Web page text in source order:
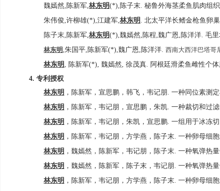
魏嫣然, 陈新军,林东明(*), 陈子末. 秘鲁外海茎柔鱼肌肉组
朱伟俊,许柳雄(*),江建军,林东明 . 北太平洋长鳍金枪鱼卵
陈子末, 陈新军,林东明(*),魏嫣然, 陈程,魏广恩, 陈洋洋. 毛
林东明 ,朱国平, 陈新军(*),魏广恩, 陈洋洋. 西南大西洋巴塔哥
林东明 , 陈新军(*), 魏嫣然, 徐茂真. 阿根廷滑柔鱼雌性个
4. 专利授权
林东明 ，陈新军，宣思鹏，韩飞，韦记朋 . 一种同位素测
林东明 ，陈新军，韦记朋，宣思鹏，朱凯. 一种裁切和过
林东明 ，陈新军，韦记朋，朱凯，宣思鹏. 一组用于冰冻
林东明 ，陈新军，韦记朋，方学燕，陈子末. 一种卵母细
林东明 ，魏嫣然，陈新军，韦记朋，陈子末. 一种氧弹热
林东明 ，魏嫣然，陈新军，陈子末，韦记朋 . 一种氧弹热
林东明 ，陈新军，韦记朋，方学燕，陈子末. 一种卵母细